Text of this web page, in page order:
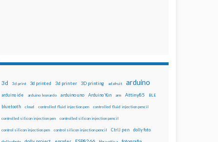
3d 3d print 3d printed 3d printer 3D printing adafruit arduino
arduino ide arduino leonardo arduino uno Arduino Yún arm Attiny85 BLE
bluetooth cloud controlled fluid injection pen controlled fluid injection pencil
controlled silicon injection pen controlled silicon injection pencil
control silicon injection pen control silicon injection pencil CtrlJ pen dolly foto